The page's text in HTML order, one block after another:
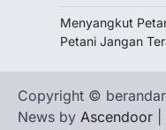
Menyangkut
Petani Jangan
Copyright ©
News by Ascendoor